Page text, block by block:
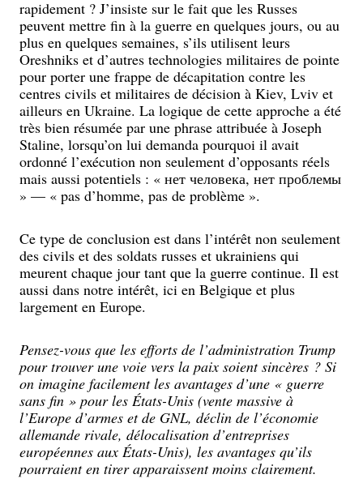
rapidement ? J’insiste sur le fait que les Russes
peuvent mettre fin à la guerre en quelques jours, ou au
plus en quelques semaines, s’ils utilisent leurs
Oreshniks et d’autres technologies militaires de pointe
pour porter une frappe de décapitation contre les
centres civils et militaires de décision à Kiev, Lviv et
ailleurs en Ukraine. La logique de cette approche a été
très bien résumée par une phrase attribuée à Joseph
Staline, lorsqu’on lui demanda pourquoi il avait
ordonné l’exécution non seulement d’opposants réels
mais aussi potentiels : « нет человека, нет проблемы
» — « pas d’homme, pas de problème ».
Ce type de conclusion est dans l’intérêt non seulement
des civils et des soldats russes et ukrainiens qui
meurent chaque jour tant que la guerre continue. Il est
aussi dans notre intérêt, ici en Belgique et plus
largement en Europe.
Pensez-vous que les efforts de l’administration Trump
pour trouver une voie vers la paix soient sincères ? Si
on imagine facilement les avantages d’une « guerre
sans fin » pour les États-Unis (vente massive à
l’Europe d’armes et de GNL, déclin de l’économie
allemande rivale, délocalisation d’entreprises
européennes aux États-Unis), les avantages qu’ils
pourraient en tirer apparaissent moins clairement.